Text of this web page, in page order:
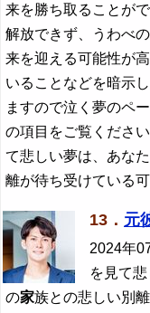
来を勝ち取ることが
解放できず、うわべ
来を迎える可能性が
いることなどを暗示
ますので泣く夢のペ
の項目をご覧くださ
て悲しい夢は、あな
離が待ち受けている
13． 元
2024年
を見て
の家族との悲しい別